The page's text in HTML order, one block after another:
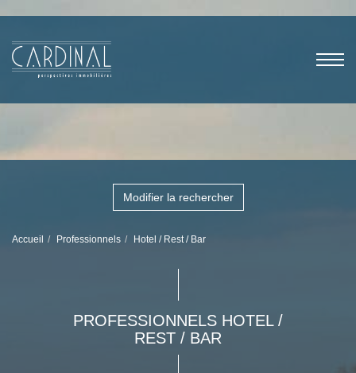
Modifier la rechercher
Accueil Professionnels Hotel / Rest / Bar
PROFESSIONNELS HOTEL /
REST / BAR